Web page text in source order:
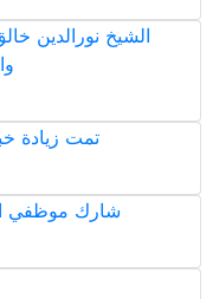
تمت زيادة
شارك موظفي